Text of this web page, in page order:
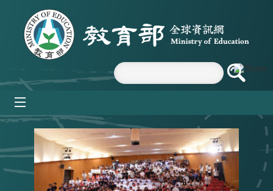
跳到主要內容區塊
:::